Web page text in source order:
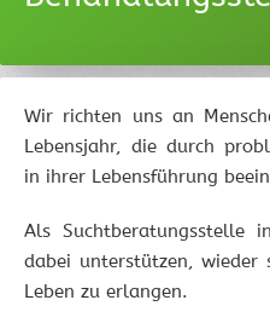
Wir richten uns an
Lebensjahr, die durch
in ihrer Lebensführung
Als Suchtberatungsstelle
dabei unterstützen,
Leben zu erlangen.